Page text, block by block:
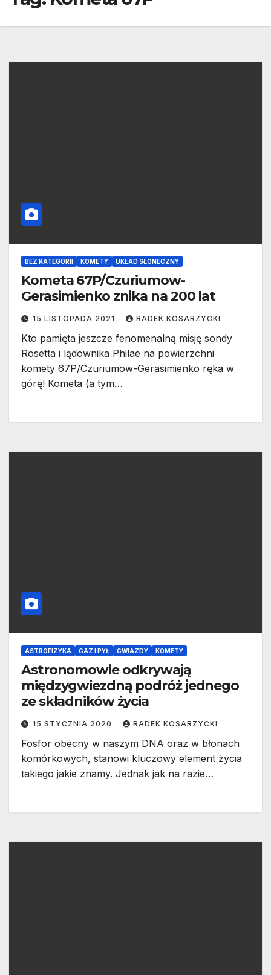
BEZ KATEGORII KOMETY UKŁAD SŁONECZNY
Kometa 67P/Czuriumow-
Gerasimienko znika na 200 lat
15 LISTOPADA 2021 RADEK KOSARZYCKI
Kto pamięta jeszcze fenomenalną misję sondy
Rosetta i lądownika Philae na powierzchni
komety 67P/Czuriumow-Gerasimienko ręka w
górę! Kometa (a tym…
ASTROFIZYKA GAZ I PYŁ GWIAZDY KOMETY
Astronomowie odkrywają
międzygwiezdną podróż jednego
ze składników życia
15 STYCZNIA 2020 RADEK KOSARZYCKI
Fosfor obecny w naszym DNA oraz w błonach
komórkowych, stanowi kluczowy element życia
takiego jakie znamy. Jednak jak na razie…